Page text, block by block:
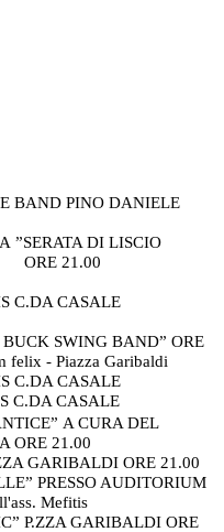
BAND PINO DANIELE
”SERATA DI LISCIO
ORE 21.00
FARIS C.DA CASALE
SWING BAND” ORE
felix - Piazza Garibaldi
C.DA CASALE
C.DA CASALE
A CURA DEL
ORE 21.00
GARIBALDI ORE 21.00
PRESSO AUDITORIUM
Mefitis
P.ZZA GARIBALDI ORE